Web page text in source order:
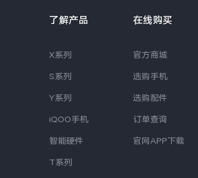
了解产品
X系列
S系列
Y系列
iQOO手机
智能硬件
T系列
在线购买
官方商城
选购手机
选购配件
订单查询
官网APP下载